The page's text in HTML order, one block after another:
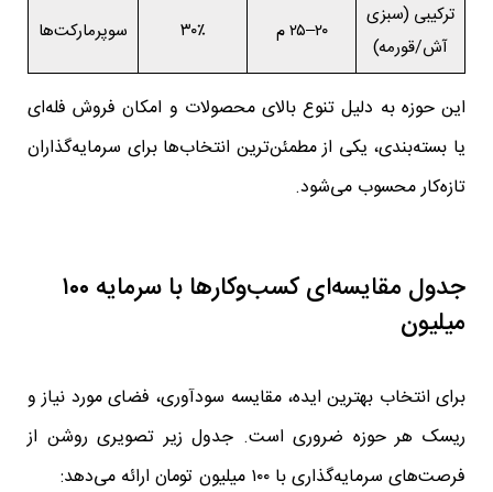
ترکیبی (سبزی
آش/قورمه)
۲۰–۲۵ م ۳۰٪ سوپرمارکت‌ها
این حوزه به دلیل تنوع بالای محصولات و امکان فروش فله‌ای
یا بسته‌بندی، یکی از مطمئن‌ترین انتخاب‌ها برای سرمایه‌گذاران
تازه‌کار محسوب می‌شود.
جدول مقایسه‌ای کسب‌وکارها با سرمایه ۱۰۰
میلیون
برای انتخاب بهترین ایده، مقایسه سودآوری، فضای مورد نیاز و
ریسک هر حوزه ضروری است. جدول زیر تصویری روشن از
فرصت‌های سرمایه‌گذاری با ۱۰۰ میلیون تومان ارائه می‌دهد: